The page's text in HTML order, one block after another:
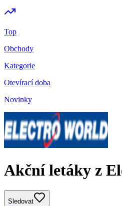
Top
Obchody
Kategorie
Otevírací doba
Novinky
Akční letáky z
Sledovat